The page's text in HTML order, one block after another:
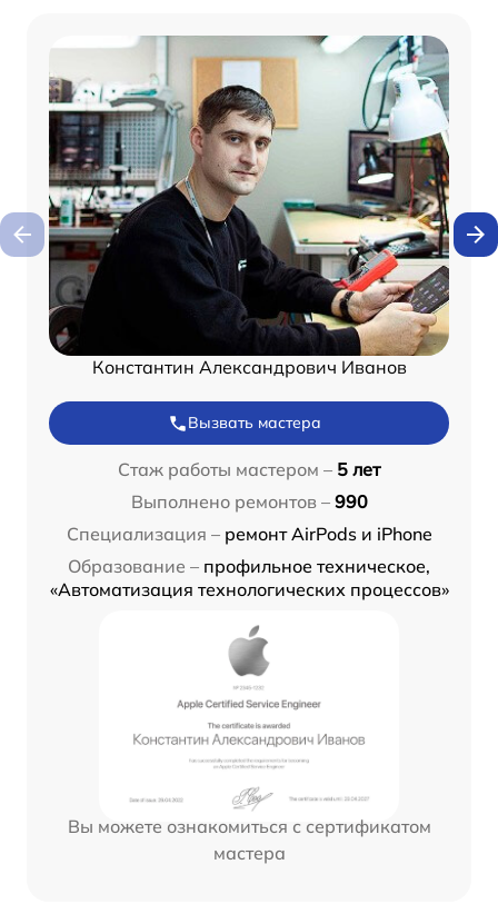
Константин Александрович Иванов
Вызвать мастера
Стаж работы мастером – 5 лет
Выполнено ремонтов – 990
Специализация – ремонт AirPods и iPhone
Образование – профильное техническое,
«Автоматизация технологических процессов»
Вы можете ознакомиться с сертификатом
мастера